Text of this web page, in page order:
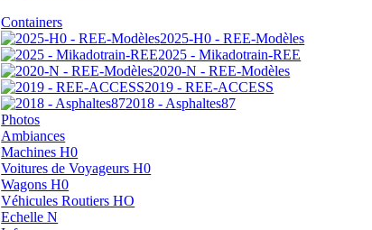
Containers
2025-H0 - REE-Modèles
2025 - Mikadotrain-REE
2020-N - REE-Modèles
2019 - REE-ACCESS
2018 - Asphaltes87
Photos
Ambiances
Machines H0
Voitures de Voyageurs H0
Wagons H0
Véhicules Routiers HO
Echelle N